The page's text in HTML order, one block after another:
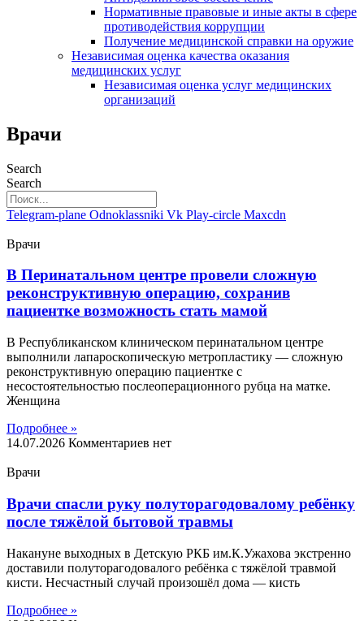
Нормативные правовые и иные акты в сфере
противодействия коррупции
Получение медицинской справки на оружие
Независимая оценка качества оказания
медицинских услуг
Независимая оценка услуг медицинскиx
организаций
Врачи
Search
Search
Telegram-plane Odnoklassniki Vk Play-circle Maxcdn
Врачи
В Перинатальном центре провели сложную
реконструктивную операцию, сохранив
пациентке возможность стать мамой
В Республиканском клиническом перинатальном центре
выполнили лапароскопическую метропластику — сложную
реконструктивную операцию пациентке с
несостоятельностью послеоперационного рубца на матке.
Женщина
Подробнее »
14.07.2026 Комментариев нет
Врачи
Врачи спасли руку полуторагодовалому ребёнку
после тяжёлой бытовой травмы
Накануне выходных в Детскую РКБ им.К.Ужахова экстренно
доставили полуторагодовалого ребёнка с тяжёлой травмой
кисти. Несчастный случай произошёл дома — кисть
Подробнее »